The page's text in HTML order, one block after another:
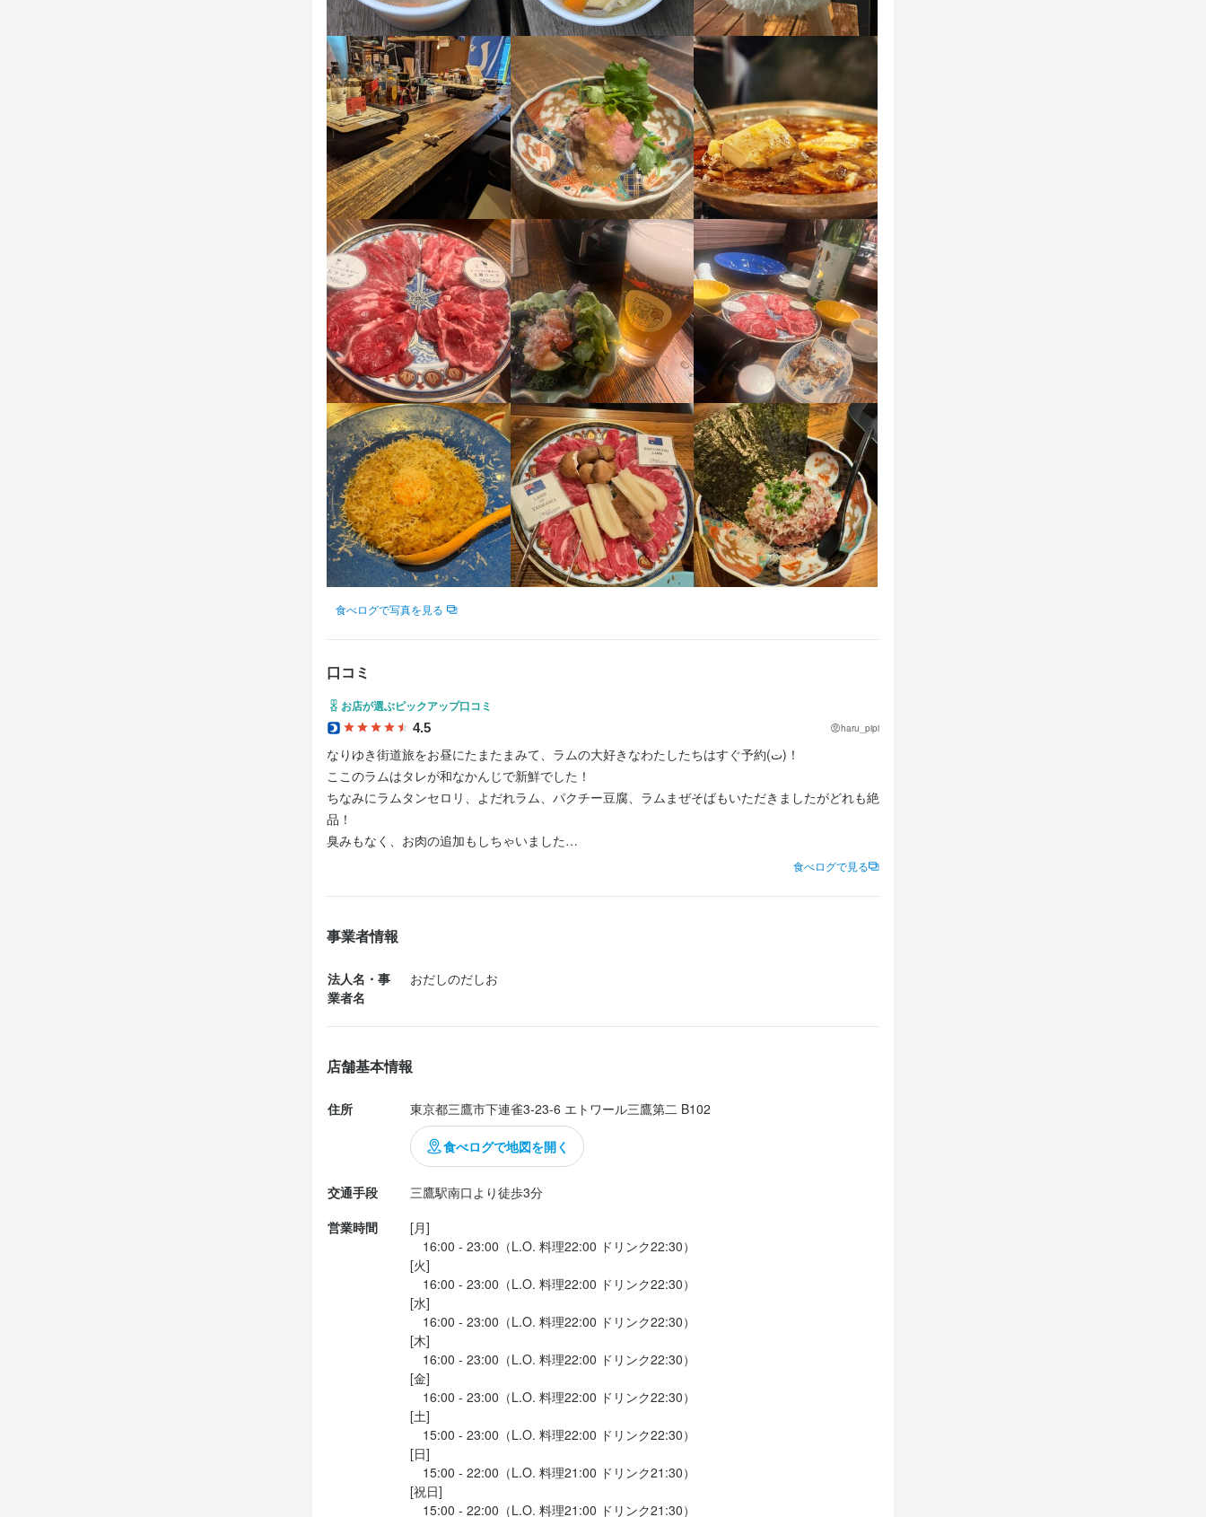
食べログで写真を見る
口コミ
お店が選ぶピックアップ口コミ
4.5 haru_pipi
なりゆき街道旅をお昼にたまたまみて、ラムの大好きなわたしたちはすぐ予約(ت)！
ここのラムはタレが和なかんじで新鮮でした！
ちなみにラムタンセロリ、よだれラム、パクチー豆腐、ラムまぜそばもいただきましたがどれも絶
品！
臭みもなく、お肉の追加もしちゃいました
テレビではしゃぶしゃぶが紹介されてたのですが、安定のジンギスカンを| ᐕ)⁾⁾
今度はしゃぶしゃぶも挑戦したいです
食べログで見る
事業者情報
法人名・事
業者名
おだしのだしお
店舗基本情報
住所 東京都三鷹市下連雀3-23-6 エトワール三鷹第二 B102
食べログで地図を開く
交通手段
三鷹駅南口より徒歩3分
営業時間
[月]
16:00 - 23:00（L.O. 料理22:00 ドリンク22:30）
[火]
16:00 - 23:00（L.O. 料理22:00 ドリンク22:30）
[水]
16:00 - 23:00（L.O. 料理22:00 ドリンク22:30）
[木]
16:00 - 23:00（L.O. 料理22:00 ドリンク22:30）
[金]
16:00 - 23:00（L.O. 料理22:00 ドリンク22:30）
[土]
15:00 - 23:00（L.O. 料理22:00 ドリンク22:30）
[日]
15:00 - 22:00（L.O. 料理21:00 ドリンク21:30）
[祝日]
15:00 - 22:00（L.O. 料理21:00 ドリンク21:30）
求人を選択する
正社員 調理師・調理スタッフ 月給： 22万円〜35万円
バイト ホールスタッフ 時給：1,300円〜1,600円
求人を選択する
正社員 調理師・調理スタッフ 月給： 23万円〜35万円
正社員 店長候補 月給：25万円〜38万円
求人を選択する
バイト ホールスタッフ 時給：1,226円〜
バイト 調理師・調理スタッフ 時給：1,226円〜
求人を選択する
正社員 調理師・調理スタッフ 月給： 28万円〜35万円
バイト ホールスタッフ 時給：1,200円〜1,400円
正社員 店長候補 月給：30万円〜40万円
・本物の食に触れながら、自分を磨ける環境
ラムしゃぶ・ジンギスカンを中心に、“出汁”にこだわる専門店で、料理・接客・サービスの本質を
学べます。
飲食を仕事にしたい方にとって、成長のチャンスが詰まった現場です。
・努力がきちんと評価される職場
お客様からの反応やチームへの貢献が、昇給やポジションにきちんと反映されます。
一人ひとりの姿勢を見逃さない風土があるので、やりがいを持って働けます。
・プライベートとの両立もしやすい
無理のないシフト相談が可能で、学業や他のお仕事とのバランスを大切にできます。
しっかり休んで、集中して働ける体制を整えています。
身に付くスキル
包丁さばき 盛り付け技術 高級食材の知識 ワインの知識 日本酒の知識 焼酎の知識
ウイスキーの知識
リキュール・スピリッツの知識
肉の知識 魚の知識 野菜の知識 食器の知識 サービスマナー
出店開業ノウハウ
店舗運営
メニュー開発 仕入れ・食材の目利き
応募資格
必須スキル・経験
コミュニケーション能力 飲食店での調理経験 飲食店での接客経験
受け答えなど明るく元気のある方、笑顔で働ける方
学歴不問、ラム肉に興味がある方
☆フリーター、外国人スタッフ活躍！
============
お客様に感動体験を届けるのが
私たちの使命です！
============
本当に美味しいラム肉に出逢い、
たった1日で大のラム好きに変貌。
失敗を恐れないでチャレンジする人を
＜オーナーより＞
普通じゃつまらない！ありきたりじゃつまらい！
僕は色々な仕事を経験してきました。
引っ越し、工事現場、エキストラ、歌手マネージャーなど。
あなたの夢や好きなこと、将来の不安など素直な想いを面接で聞かせてください！
沢山の個性が集まる他にない面白い店を一緒に作ってくれる方大歓迎！
＜こんな人にぜひ＞
ちょっと前の飲食店では考えられない
髪型・髪色・髭・ピアス・ネイルなんでもOKです。
個性は大事だし、時代と共に趣味やファッションも寛容になるのが大事だと
オーナーが思っています。
お店の採用担当者からのメッセージ
＜人生が変わるくらいの出逢いを！＞
僕はラム肉が苦手でした。
ですが、本当に美味しいラム肉に出逢い、
衝撃を受け、羊肉の味、奥深さに魅了され続けています。
三鷹にお店を出して今年で15年、
======================
7月新店舗（立ち飲み業態）
オープニングスタッフ募集！
======================
・本物の食に触れながら、自分を磨ける環境
ラムしゃぶ・ジンギスカンを中心に、“出汁”にこだわる専門店で、料理・接客・サービスの本質を
学べます。
飲食を仕事にしたい方にとって、成長のチャンスが詰まった現場です。
・努力がきちんと評価される職場
お客様からの反応やチームへの貢献が、昇給やポジションにきちんと反映されます。
一人ひとりの姿勢を見逃さない風土があるので、やりがいを持って働けます。
・プライベートとの両立もしやすい
無理のないシフト相談が可能で、学業や他のお仕事とのバランスを大切にできます。
しっかり休んで、集中して働ける体制を整えています。
身に付くスキル
包丁さばき 盛り付け技術 高級食材の知識 ワインの知識 日本酒の知識 焼酎の知識
ウイスキーの知識
リキュール・スピリッツの知識
肉の知識 魚の知識 野菜の知識 食器の知識 サービスマナー
出店開業ノウハウ
店舗運営
メニュー開発 仕入れ・食材の目利き
応募資格
求める人物像
“飲食が好き” “自分の力を試したい” という気持ちがある人。
学歴や経歴よりも、**「人としての誠実さ」と「挑戦心」**を重視しています。
•　笑顔で人と関われる人
•　礼儀や感謝を大切にできる人
•　自分の意見を持ち、成長したい人
お客様に感動体験を届けるのが
============
元々、ラムが苦手だった店主。
たった1日で大のラム好きに変貌。
何事にもチャレンジする性格で
失敗を恐れないでチャレンジする人を
全力で応援します！
普通じゃつまらない！ありきたりじゃつまらい！
僕は色々な仕事を経験してきました。
引っ越し、工事現場、エキストラ、歌手マネージャーなど。
あなたの夢や好きなこと、将来の不安など素直な想いを面接で聞かせてください！
沢山の個性が集まる他にない面白い店を一緒に作ってくれる方大歓迎！
お店の採用担当者からのメッセージ
＜人生が変わるくらいの出逢いを！＞
僕はラム肉が苦手でした。
ですが、本当に美味しいラム肉に出逢い、
衝撃を受け、羊肉の味、奥深さに魅了され続けています。